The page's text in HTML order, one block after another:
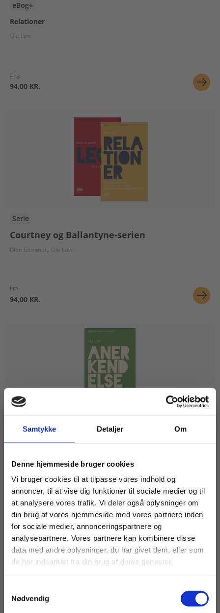
Samtykke Detaljer Om
Denne hjemmeside bruger cookies
Vi bruger cookies til at tilpasse vores indhold og
annoncer, til at vise dig funktioner til sociale medier og til
at analysere vores trafik. Vi deler også oplysninger om
din brug af vores hjemmeside med vores partnere inden
for sociale medier, annonceringspartnere og
analysepartnere. Vores partnere kan kombinere disse
data med andre oplysninger, du har givet dem, eller som
de har indsamlet fra din brug af deres tjenester.
Nødvendig
eBog+
Relationer
Ole Løw
Fra
94,00 KR.
Serie
Courtney og Ballantyne-serien
Dion Sommer Ole Løw
Fra
94,00 KR.
eBog+
Ole Løw
Fra
106,00 KR.
Køb læremidler og find masterclasses mm.
Fortsæt som:
For privatkunder og
studerende. Du får
vist priser inkl.
For institutioner og
virksomheder. Du
får vist priser ekskl.